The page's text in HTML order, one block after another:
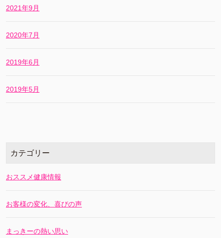
2021年9月
2020年7月
2019年6月
2019年5月
カテゴリー
おススメ健康情報
お客様の変化、喜びの声
まっきーの熱い思い